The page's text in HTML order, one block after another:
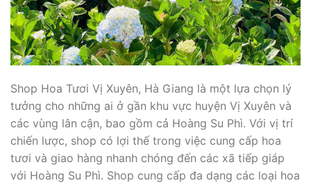
Shop Hoa Tươi Vị Xuyên, Hà Giang là một lựa chọn lý
tưởng cho những ai ở gần khu vực huyện Vị Xuyên và
các vùng lân cận, bao gồm cả Hoàng Su Phì. Với vị trí
chiến lược, shop có lợi thế trong việc cung cấp hoa
tươi và giao hàng nhanh chóng đến các xã tiếp giáp
với Hoàng Su Phì. Shop cung cấp đa dạng các loại hoa